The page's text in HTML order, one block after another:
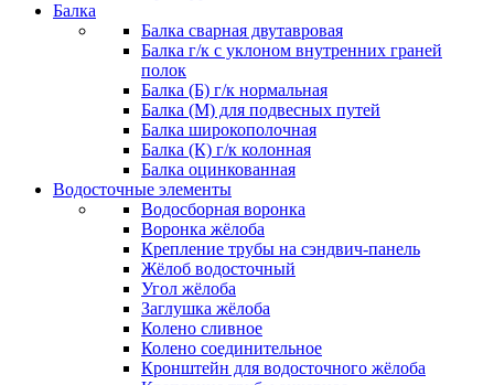
Балка
Балка сварная двутавровая
Балка г/к с уклоном внутренних граней
полок
Балка (Б) г/к нормальная
Балка (М) для подвесных путей
Балка широкополочная
Балка (К) г/к колонная
Балка оцинкованная
Водосточные элементы
Водосборная воронка
Воронка жёлоба
Крепление трубы на сэндвич-панель
Жёлоб водосточный
Угол жёлоба
Заглушка жёлоба
Колено сливное
Колено соединительное
Кронштейн для водосточного жёлоба